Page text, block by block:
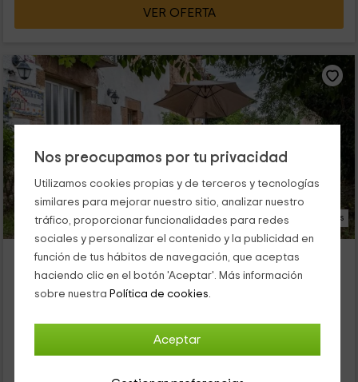
Nos preocupamos por tu privacidad
Utilizamos cookies propias y de terceros y tecnologías
similares para mejorar nuestro sitio, analizar nuestro
tráfico, proporcionar funcionalidades para redes
sociales y personalizar el contenido y la publicidad en
función de tus hábitos de navegación, que aceptas
haciendo clic en el botón 'Aceptar'. Más información
sobre nuestra Política de cookies.
Aceptar
VER OFERTA
29 Fotos
Casa Rural El Balcón De Tera
Alojamiento ubicado a 3.9km de Almarza
Tera, Soria
5 habitaciones
10 personas
5 baños